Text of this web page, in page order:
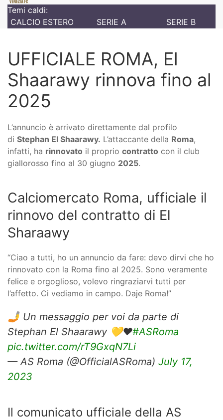
Temi caldi:
CALCIO ESTERO
SERIE A SERIE B
UFFICIALE ROMA, El
Shaarawy rinnova fino al
2025
L’annuncio è arrivato direttamente dal profilo
di Stephan El Shaarawy. L’attaccante della Roma,
infatti, ha rinnovato il proprio contratto con il club
giallorosso fino al 30 giugno 2025.
Calciomercato Roma, ufficiale il
rinnovo del contratto di El
Sharaawy
“Ciao a tutti, ho un annuncio da fare: devo dirvi che ho
rinnovato con la Roma fino al 2025. Sono veramente
felice e orgoglioso, volevo ringraziarvi tutti per
l’affetto. Ci vediamo in campo. Daje Roma!”
🤳 Un messaggio per voi da parte di
Stephan El Shaarawy 💛❤️#ASRoma
pic.twitter.com/rT9GxqN7Li
— AS Roma (@OfficialASRoma) July 17,
2023
Il comunicato ufficiale della AS